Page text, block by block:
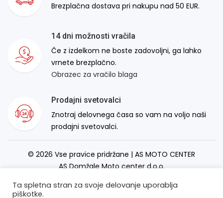
Brezplačna dostava pri nakupu nad 50 EUR.
14 dni možnosti vračila
Če z izdelkom ne boste zadovoljni, ga lahko
vrnete brezplačno.
Obrazec za vračilo blaga
Prodajni svetovalci
Znotraj delovnega časa so vam na voljo naši
prodajni svetovalci.
© 2026 Vse pravice pridržane | AS MOTO CENTER
AS Domžale Moto center d.o.o.
Ta spletna stran za svoje delovanje uporablja
piškotke.